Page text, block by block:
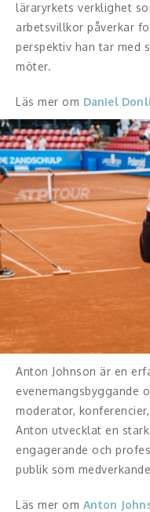
Underhållning
Affärsnytta
Företagsledare
Författare
Idrottare och
Kända musiker
Skådespelare
Alla ämnen
läraryrkets verklighet
arbetsvillkor påverkar
perspektiv han tar med
möter.
Läs mer om Daniel
Anton Johnson är en
evenemangsbyggande
moderator,
Anton utvecklat en
engagerande och
publik som
Läs mer om Anton